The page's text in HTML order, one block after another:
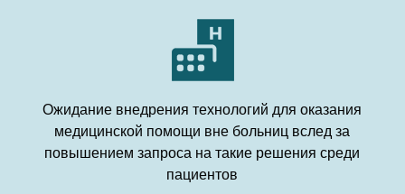
Ожидание внедрения технологий для оказания
медицинской помощи вне больниц вслед за
повышением запроса на такие решения среди
пациентов